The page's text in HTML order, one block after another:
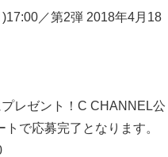
／第2弾 2018年4月18
レゼント！C CHANNEL公
で応募完了となります。